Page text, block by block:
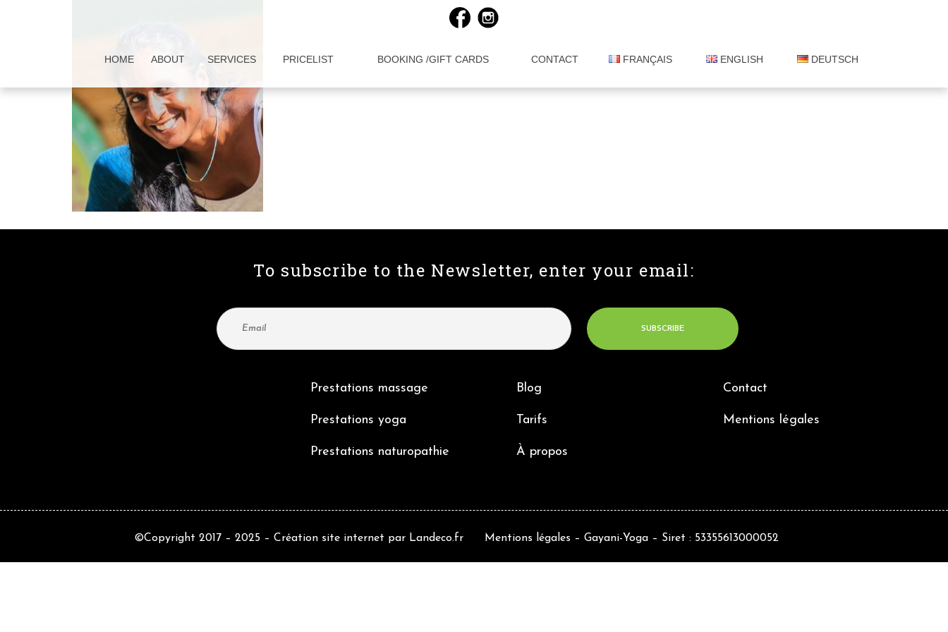
HOME ABOUT SERVICES PRICELIST BOOKING /GIFT CARDS CONTACT FRANÇAIS ENGLISH DEUTSCH
To subscribe to the Newsletter, enter your email:
Prestations massage
Prestations yoga
Prestations naturopathie
Blog
Tarifs
À propos
Contact
Mentions légales
©Copyright 2017 – 2025 – Création site internet par Landeco.fr Mentions légales – Gayani-Yoga – Siret : 53355613000052